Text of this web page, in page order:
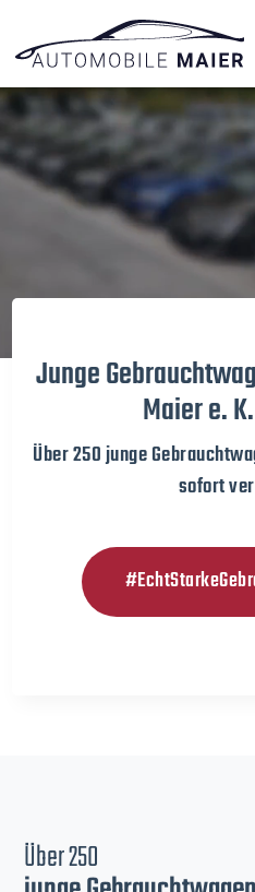
Video-
Player
Junge
Maier e.
Über 250 junge
sofort
Über 250